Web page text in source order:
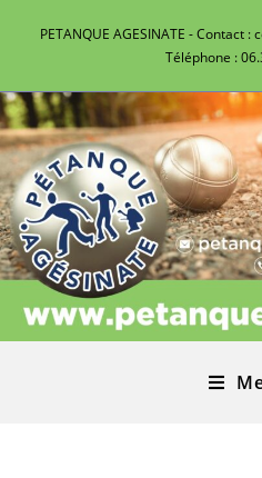
PETANQUE AGESINATE - Contact
Téléphone :